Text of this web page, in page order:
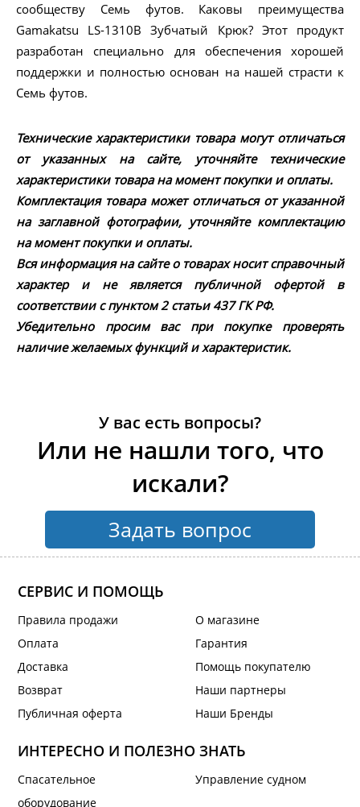
сообществу Семь футов. Каковы преимущества
Gamakatsu LS-1310B Зубчатый Крюк? Этот продукт
разработан специально для обеспечения хорошей
поддержки и полностью основан на нашей страсти к
Семь футов.
Технические характеристики товара могут отличаться
от указанных на сайте, уточняйте технические
характеристики товара на момент покупки и оплаты.
Комплектация товара может отличаться от указанной
на заглавной фотографии, уточняйте комплектацию
на момент покупки и оплаты.
Вся информация на сайте о товарах носит справочный
характер и не является публичной офертой в
соответствии с пунктом 2 статьи 437 ГК РФ.
Убедительно просим вас при покупке проверять
наличие желаемых функций и характеристик.
У вас есть вопросы?
Или не нашли того, что
искали?
Задать вопрос
СЕРВИС И ПОМОЩЬ
Правила продажи
Оплата
Доставка
Возврат
Публичная оферта
О магазине
Гарантия
Помощь покупателю
Наши партнеры
Наши Бренды
ИНТЕРЕСНО И ПОЛЕЗНО ЗНАТЬ
Спасательное
оборудование
Управление судном